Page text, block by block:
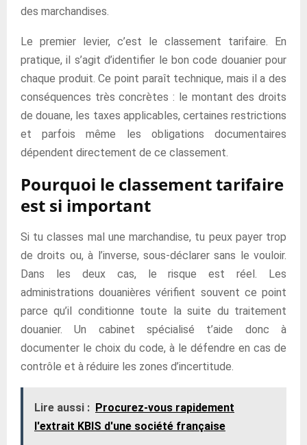
des marchandises.
Le premier levier, c’est le classement tarifaire. En
pratique, il s’agit d’identifier le bon code douanier pour
chaque produit. Ce point paraît technique, mais il a des
conséquences très concrètes : le montant des droits
de douane, les taxes applicables, certaines restrictions
et parfois même les obligations documentaires
dépendent directement de ce classement.
Pourquoi le classement tarifaire
est si important
Si tu classes mal une marchandise, tu peux payer trop
de droits ou, à l’inverse, sous-déclarer sans le vouloir.
Dans les deux cas, le risque est réel. Les
administrations douanières vérifient souvent ce point
parce qu’il conditionne toute la suite du traitement
douanier. Un cabinet spécialisé t’aide donc à
documenter le choix du code, à le défendre en cas de
contrôle et à réduire les zones d’incertitude.
Lire aussi : Procurez-vous rapidement
l'extrait KBIS d'une société française